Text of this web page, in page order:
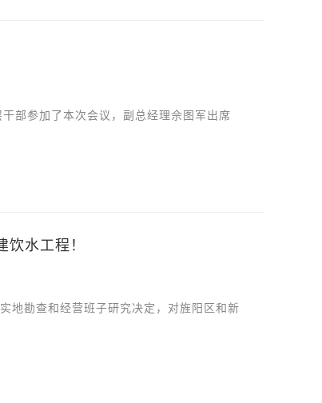
部参加了本次会议，副总经理佘图军出席
水工程！
地勘查和经营班子研究决定，对旌阳区和新